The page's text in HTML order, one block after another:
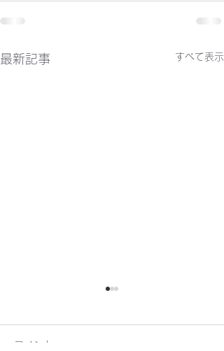
最新記事 すべて表示
コメント